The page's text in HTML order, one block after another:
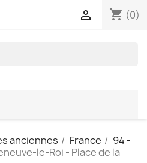
shopping_cart (0)

anciennes France
94 -
le-Roi - Place de la